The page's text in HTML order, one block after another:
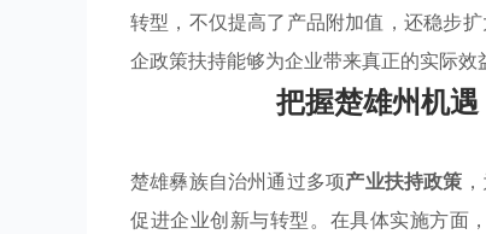
转型，不仅提高了产品附加值，还稳步
企政策扶持能够为企业带来真正的实际效
把握楚雄州机
楚雄彝族自治州通过多项产业扶持政策
促进企业创新与转型。在具体实施方面